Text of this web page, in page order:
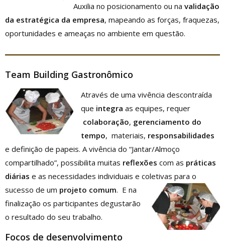
Auxilia no posicionamento ou na validação
da estratégica da empresa, mapeando as forças, fraquezas,
oportunidades e ameaças no ambiente em questão.
Team Building Gastronômico
Através de uma vivência descontraída
que integra as equipes, requer
colaboração, gerenciamento do
tempo, materiais, responsabilidades
e definição de papeis. A vivência do “Jantar/Almoço
compartilhado”, possibilita muitas reflexões com as práticas
diárias e as necessidades individuais e coletivas para o
sucesso de um projeto comum. E na
finalização os participantes degustarão
o resultado do seu trabalho.
Focos de desenvolvimento